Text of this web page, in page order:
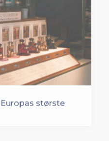
største